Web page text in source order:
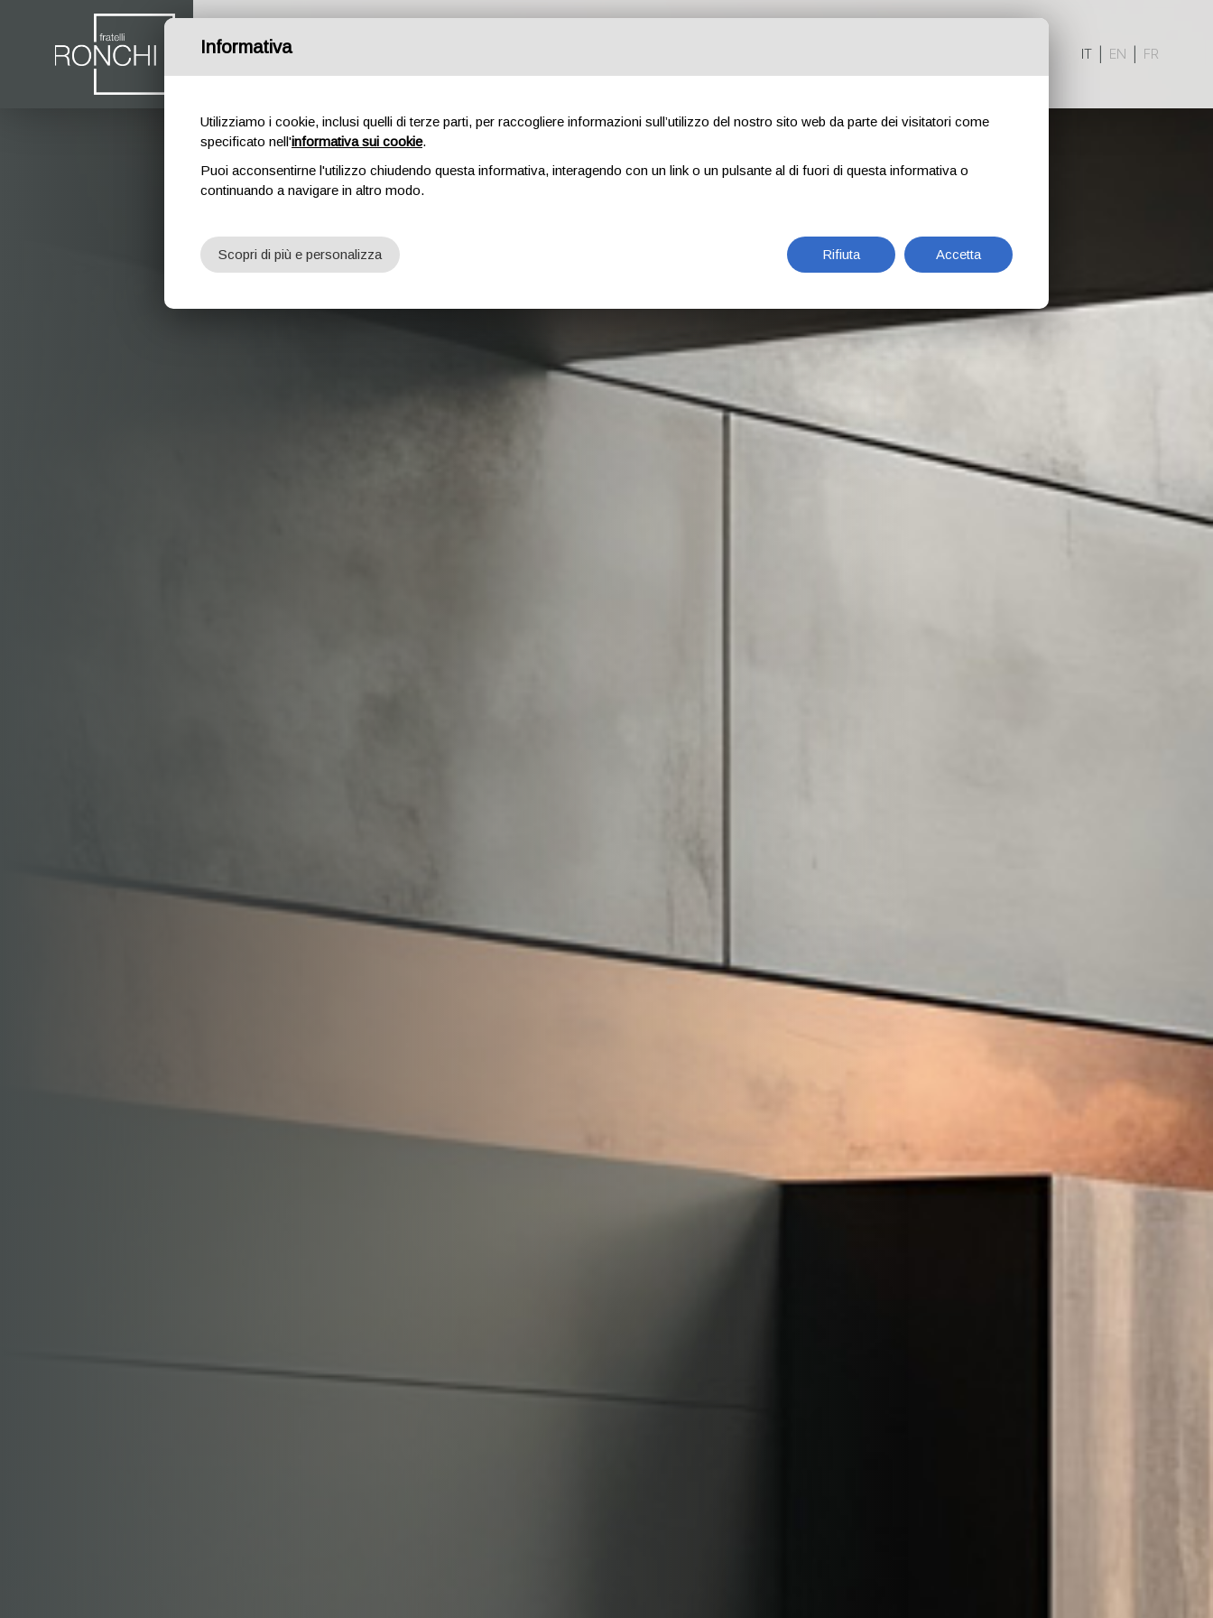
IT EN FR
HOME PAGE
Informativa
Utilizziamo i cookie, inclusi quelli di terze parti, per raccogliere informazioni sull’utilizzo del nostro sito web da parte dei visitatori come
specificato nell'informativa sui cookie.
Puoi acconsentirne l'utilizzo chiudendo questa informativa, interagendo con un link o un pulsante al di fuori di questa informativa o
continuando a navigare in altro modo.
Rifiuta Accetta
Scopri di più e personalizza